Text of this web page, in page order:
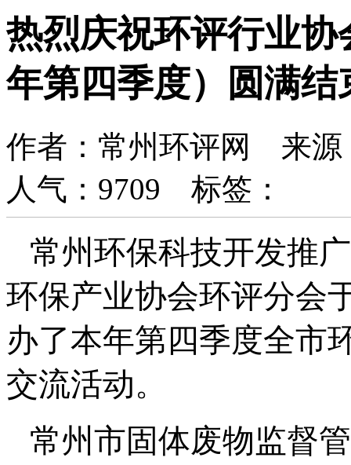
热烈庆祝环评行业协
年第四季度）圆满结
作者：常州环评网 来
人气： 9709 标签：
常州环保科技开发推
环保产业协会环评分会
办了本年第四季度全市
交流活动。
常州市固体废物监督